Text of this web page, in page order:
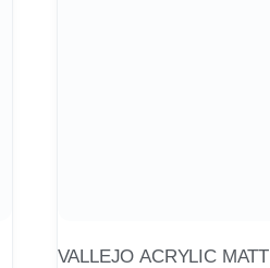
VALLEJO ACRYLIC MATT